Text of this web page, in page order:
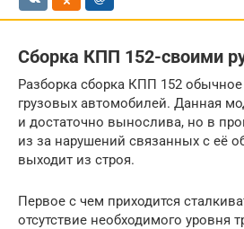
Сборка КПП 152-своими
Разборка сборка КПП 152
грузовых автомобилей. Данная
и достаточно вынослива, но в
из за нарушений связанных с её
выходит из строя.
Первое с чем приходится
отсутствие необходимого уровня